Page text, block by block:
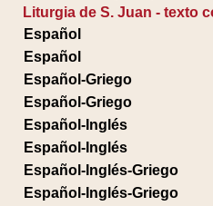
Ayuda
Liturgia de S. Juan - texto
Español
Español
Español-Griego
Español-Griego
Español-Inglés
Español-Inglés
Español-Inglés-Griego
Español-Inglés-Griego